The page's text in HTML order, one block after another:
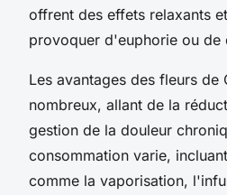
offrent des effets relaxants
provoquer d'euphorie ou de
Les avantages des fleurs de
nombreux, allant de la
gestion de la douleur
consommation varie,
comme la vaporisation,